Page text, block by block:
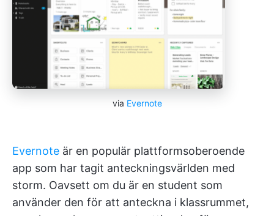
via Evernote
Evernote är en populär plattformsoberoende
app som har tagit anteckningsvärlden med
storm. Oavsett om du är en student som
använder den för att anteckna i klassrummet,